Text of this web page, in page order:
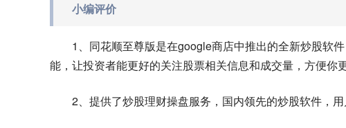
小编评价
1、同花顺至尊版是在google商店中推出的全新炒股软
能，让投资者能更好的关注股票相关信息和成交量，方便你
2、提供了炒股理财操盘服务，国内领先的炒股软件，